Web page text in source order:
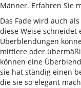
Männer. Erfahren Sie
Das Fade wird auch
diese Weise schneidet
Überblendungen
mittlere oder
können eine
sie hat ständig einen
die sie so elegant